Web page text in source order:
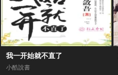
我一开始就不直了
小酷說書